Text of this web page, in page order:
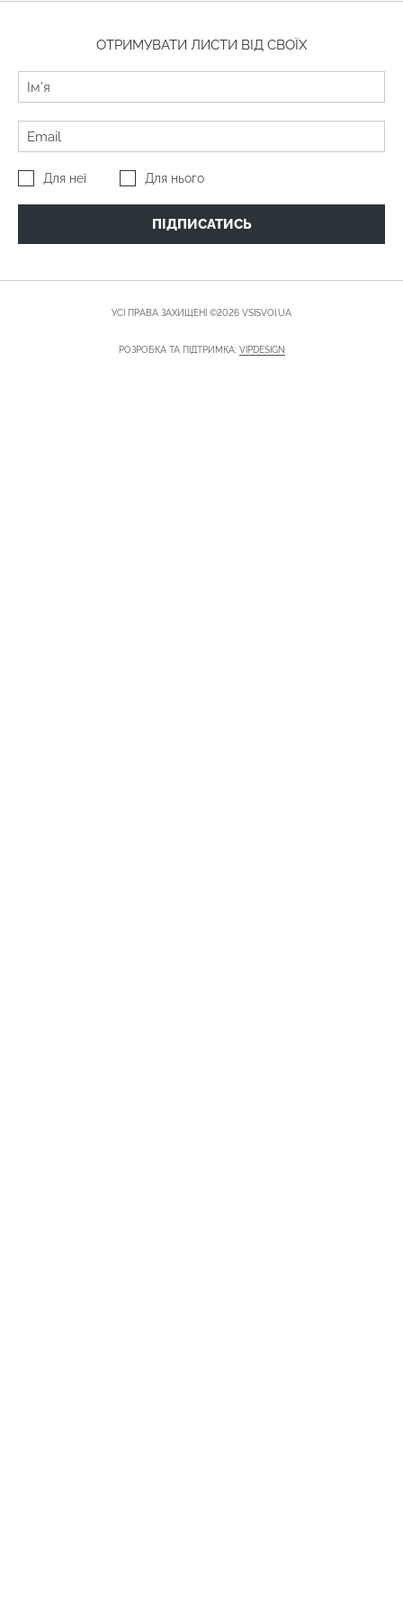
ОТРИМУВАТИ ЛИСТИ ВІД СВОЇХ
Для неї Для нього
ПІДПИСАТИСЬ
УСІ ПРАВА ЗАХИЩЕНІ ©2026 VSISVOI.UA
РОЗРОБКА ТА ПІДТРИМКА: VIPDESIGN